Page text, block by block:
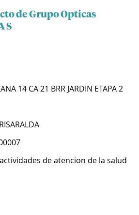
de Grupo Opticas
S
14 CA 21 BRR JARDIN ETAPA 2
RISARALDA
de atencion de la salud